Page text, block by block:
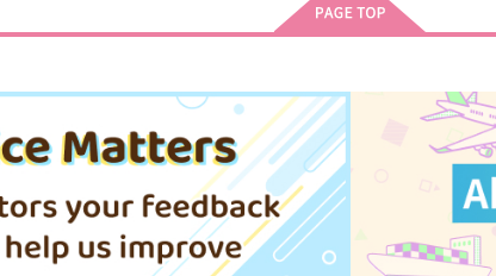
Panier
3,615円 （税込）
サンプル 作品詳細
Panier
（税込）